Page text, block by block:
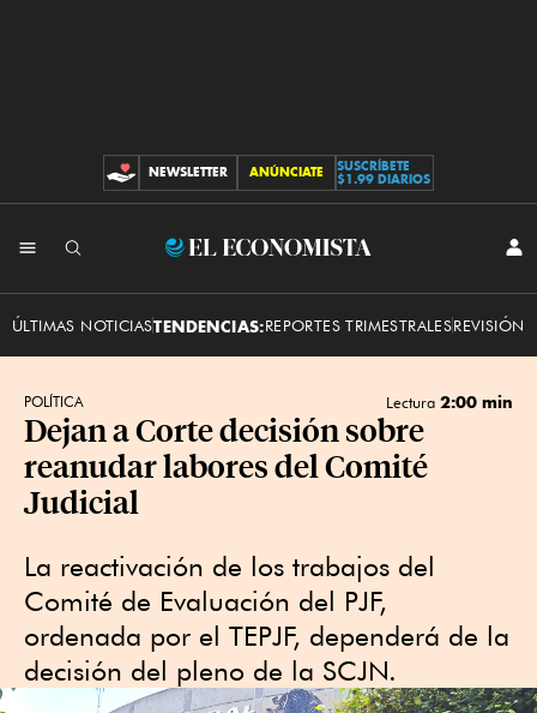
CONTRIBUCIONES
NEWSLETTER ANÚNCIATE
SUSCRÍBETE
$1.99 DIARIOS
El
ÚLTIMAS NOTICIASTENDENCIAS:REPORTES TRIMESTRALESREVISIÓN
POLÍTICA Lectura 2:00 min
Dejan a Corte decisión sobre
reanudar labores del Comité
Judicial
La reactivación de los trabajos del
Comité de Evaluación del PJF,
ordenada por el TEPJF, dependerá de la
decisión del pleno de la SCJN.